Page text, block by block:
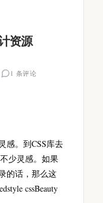
资源
1 条评论
感。到CSS库去
少灵感。如果
的话，那么这
cssBeauty